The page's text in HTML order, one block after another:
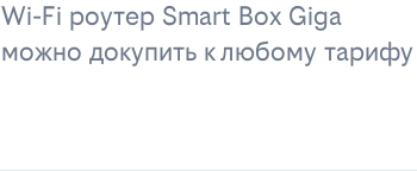
Wi-Fi роутер Smart Box Giga
можно докупить к любому тарифу